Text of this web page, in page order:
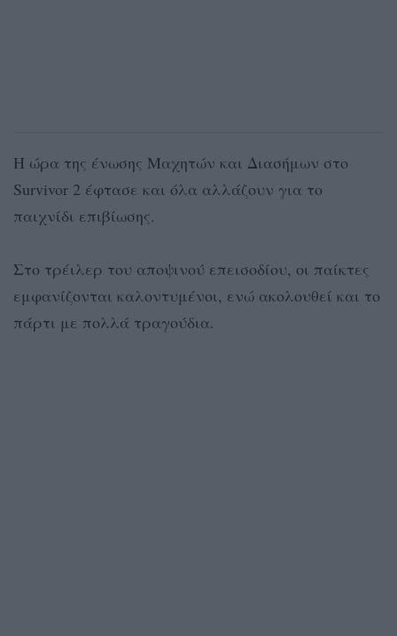
Η ώρα της ένωσης Μαχητών και Διασήμων στο
Survivor 2 έφτασε και όλα αλλάζουν για το
παιχνίδι επιβίωσης.
Στο τρέιλερ του αποψινού επεισοδίου, οι παίκτες
εμφανίζονται καλοντυμένοι, ενώ ακολουθεί και το
πάρτι με πολλά τραγούδια.